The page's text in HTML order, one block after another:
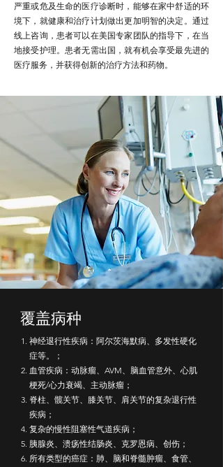
严重或危及生命的医疗诊断时，能够在家中舒适的环
境下，就健康和治疗计划做出更加明智的决定。通过
线上咨询，患者可以在美国专家团队的指导下，在当
地接受护理。患者无需出国，就有机会享受最先进的
医疗服务，并获得创新的治疗方法和药物。
覆盖病种
神经退行性疾病：阿尔茨海默病、多发性硬化
症等。；
血管疾病：动脉瘤、AVM、脑血管意外、心肌
梗死/心力衰竭、主动脉瘤；
脊柱、髋关节、膝关节、肩关节的复杂退行性
疾病；
复杂的慢性阻塞性气道疾病；
胰腺炎、溃疡性结肠炎、克罗恩病、创伤；
所有类型的癌症：肺、脑和脊髓肿瘤、食管、